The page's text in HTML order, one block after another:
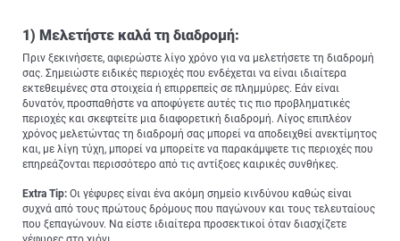
1) Μελετήστε καλά τη διαδρομή:
Πριν ξεκινήσετε, αφιερώστε λίγο χρόνο για να μελετήσετε τη διαδρομή
σας. Σημειώστε ειδικές περιοχές που ενδέχεται να είναι ιδιαίτερα
εκτεθειμένες στα στοιχεία ή επιρρεπείς σε πλημμύρες. Εάν είναι
δυνατόν, προσπαθήστε να αποφύγετε αυτές τις πιο προβληματικές
περιοχές και σκεφτείτε μια διαφορετική διαδρομή. Λίγος επιπλέον
χρόνος μελετώντας τη διαδρομή σας μπορεί να αποδειχθεί ανεκτίμητος
και, με λίγη τύχη, μπορεί να μπορείτε να παρακάμψετε τις περιοχές που
επηρεάζονται περισσότερο από τις αντίξοες καιρικές συνθήκες.
Extra Tip: Οι γέφυρες είναι ένα ακόμη σημείο κινδύνου καθώς είναι
συχνά από τους πρώτους δρόμους που παγώνουν και τους τελευταίους
που ξεπαγώνουν. Να είστε ιδιαίτερα προσεκτικοί όταν διασχίζετε